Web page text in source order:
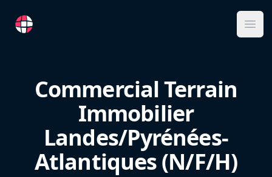
RemoteFR
Commercial Terrain
Immobilier
Landes/Pyrénées-
Atlantiques (N/F/H)